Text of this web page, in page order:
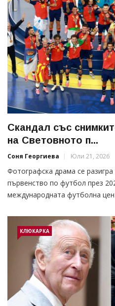
Скандал със
на Световното п...
Соня Георгиева Юли 21, 2026
Фотографска драма се
първенство по футбол през
международната футболна
КЛЮКАРКА